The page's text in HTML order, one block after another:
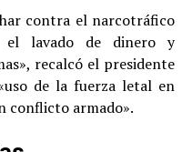
contra el narcotráfico
el lavado de dinero y
recalcó el presidente
de la fuerza letal en
conflicto armado».